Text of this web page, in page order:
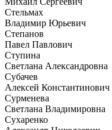
Стельмах
Владимир Юрьевич
Степанов
Павел Павлович
Ступина
Светлана Александровна
Субачев
Алексей Константинович
Сурменева
Светлана Владимировна
Сухаренко